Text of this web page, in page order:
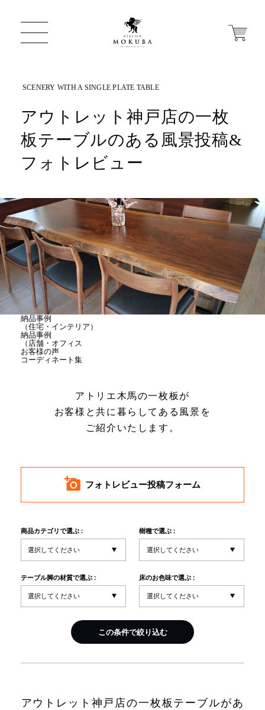
ONLINE STORE
店舗から探す
一枚板 ATELIER MOKUBA HOME
MOKUBA について
商品情報
直営店
イベント
WEBカタログ
新入荷情報
INFORMATION
MOKUBA CHANNEL
よくあるご質問
アウトレット神戸店の一枚
板テーブルのある風景投稿&
フォトレビュー
納品事例
（住宅・インテリア）
納品事例
（店舗・オフィス
お客様の声
コーディネート集
アトリエ木馬の一枚板が
お客様と共に暮らしてある風景を
ご紹介いたします。
フォトレビュー投稿フォーム
商品カテゴリで選ぶ : 樹種で選ぶ :
テーブル脚の材質で選ぶ : 床のお色味で選ぶ :
この条件で絞り込む
アウトレット神戸店の一枚板テーブルがあ